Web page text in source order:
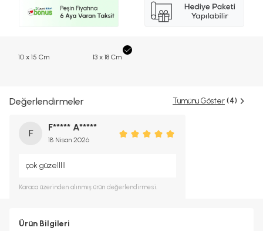
10 x 15 Cm 13 x 18 Cm
Değerlendirmeler Tümünü Göster (4)
F
F***** A*****
18 Nisan 2026
çok güzelllll
Karaca üzerinden alınmış ürün değerlendirmesi.
Ürün Bilgileri